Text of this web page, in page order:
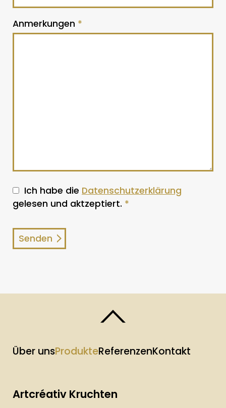
Anmerkungen *
Ich habe die Datenschutzerklärung
gelesen und aktzeptiert. *
Artcréativ Kruchten
Über unsProdukteReferenzenKontakt